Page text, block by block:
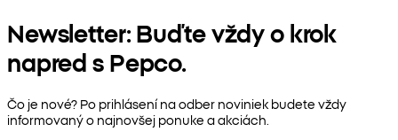
Newsletter: Buďte vždy o krok
napred s Pepco.
Čo je nové? Po prihlásení na odber noviniek budete vždy
informovaný o najnovšej ponuke a akciách.